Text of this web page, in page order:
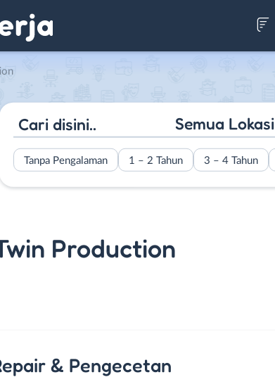
Semua Lokasi
Tanpa Pengalaman 1 – 2 Tahun 3 – 4 Tahun
Production
& Pengecetan